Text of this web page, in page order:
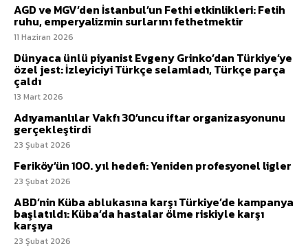
AGD ve MGV’den İstanbul’un Fethi etkinlikleri: Fetih
ruhu, emperyalizmin surlarını fethetmektir
11 Haziran 2026
Dünyaca ünlü piyanist Evgeny Grinko’dan Türkiye’ye
özel jest: İzleyiciyi Türkçe selamladı, Türkçe parça
çaldı
13 Mart 2026
Adıyamanlılar Vakfı 30’uncu iftar organizasyonunu
gerçekleştirdi
23 Şubat 2026
Feriköy’ün 100. yıl hedefi: Yeniden profesyonel ligler
23 Şubat 2026
ABD’nin Küba ablukasına karşı Türkiye’de kampanya
başlatıldı: Küba’da hastalar ölme riskiyle karşı
karşıya
23 Şubat 2026